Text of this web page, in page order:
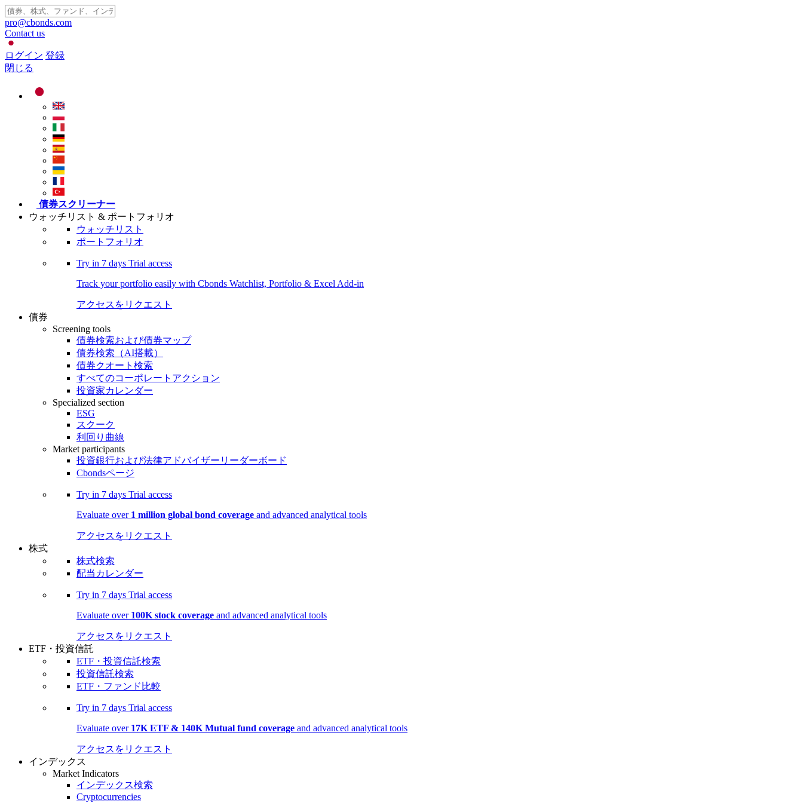
pro@cbonds.com
Contact us
ログイン 登録
閉じる
債券スクリーナー
ウォッチリスト & ポートフォリオ
ウォッチリスト
ポートフォリオ
Try in 7 days Trial access
Track your portfolio easily with Cbonds Watchlist, Portfolio & Excel Add-in
アクセスをリクエスト
債券
Screening tools
債券検索および債券マップ
債券検索（AI搭載）
債券クオート検索
すべてのコーポレートアクション
投資家カレンダー
Specialized section
ESG
スクーク
利回り曲線
Market participants
投資銀行および法律アドバイザーリーダーボード
Cbondsページ
Try in 7 days Trial access
Evaluate over 1 million global bond coverage and advanced analytical tools
アクセスをリクエスト
株式
株式検索
配当カレンダー
Try in 7 days Trial access
Evaluate over 100K stock coverage and advanced analytical tools
アクセスをリクエスト
ETF・投資信託
ETF・投資信託検索
投資信託検索
ETF・ファンド比較
Try in 7 days Trial access
Evaluate over 17K ETF & 140K Mutual fund coverage and advanced analytical tools
アクセスをリクエスト
インデックス
Market Indicators
インデックス検索
Cryptocurrencies